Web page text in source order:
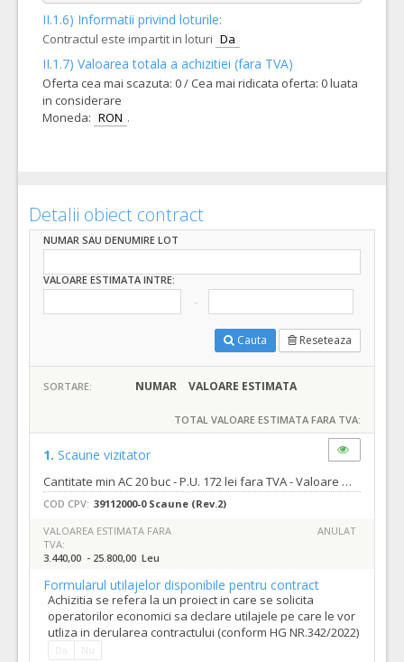
II.1.6) Informatii privind loturile:
Contractul este impartit in loturi Da
II.1.7) Valoarea totala a achizitiei (fara TVA)
Oferta cea mai scazuta: 0 / Cea mai ridicata oferta: 0 luata
in considerare
Moneda: RON .
Detalii obiect contract
NUMAR SAU DENUMIRE LOT
VALOARE ESTIMATA INTRE:
Cauta Reseteaza
SORTARE: NUMAR VALOARE ESTIMATA
TOTAL VALOARE ESTIMATA FARA TVA:
1. Scaune vizitator
Cantitate min AC 20 buc - P.U. 172 lei fara TVA - Valoare min AC - 3440 lei fara TVA Cantitate max AC 150 buc - P.U. 172 lei fara TVA - Valoare max AC -25800 lei fara TVA Cantitate min CS 10 buc - P.U. 172 lei fara TVA - Valoare min CS - 1720 lei fara TVA Cantitate max CS 50 buc - P.U. 172 lei fara TVA - Valoare max CS - 8600 lei fara TVA
COD CPV: 39112000-0 Scaune (Rev.2)
VALOAREA ESTIMATA FARA
TVA:
3.440,00 - 25.800,00 Leu
ANULAT
Formularul utilajelor disponibile pentru contract
Achizitia se refera la un proiect in care se solicita
operatorilor economici sa declare utilajele pe care le vor
utliza in derularea contractului (conform HG NR.342/2022)